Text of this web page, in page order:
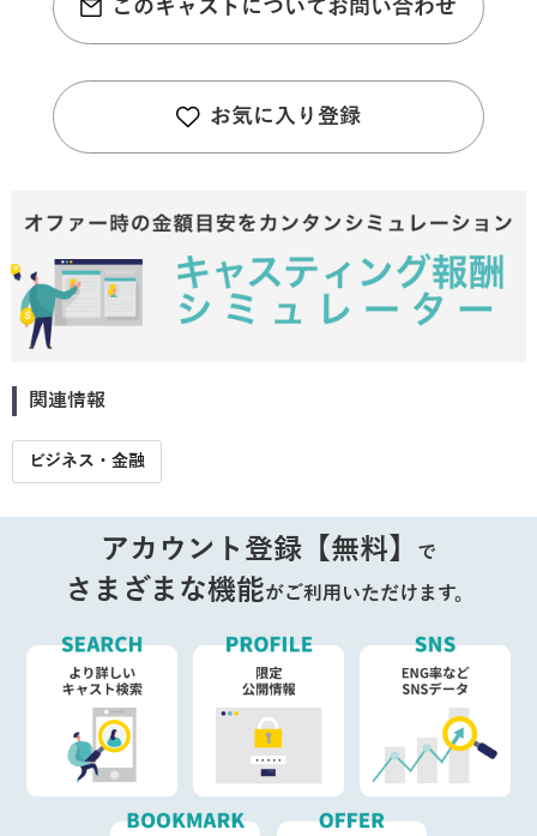
このキャストについてお問い合わせ
お気に入り登録
関連情報
ビジネス・金融
アカウント登録【無料】 で
さまざまな機能がご利用いただけます。